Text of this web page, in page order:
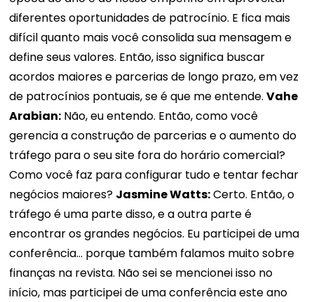
diferentes oportunidades de patrocínio. E fica mais
difícil quanto mais você consolida sua mensagem e
define seus valores. Então, isso significa buscar
acordos maiores e parcerias de longo prazo, em vez
de patrocínios pontuais, se é que me entende.Vahe
Arabian: Não, eu entendo. Então, como você
gerencia a construção de parcerias e o aumento do
tráfego para o seu site fora do horário comercial?
Como você faz para configurar tudo e tentar fechar
negócios maiores? Jasmine Watts:Certo. Então, o
tráfego é uma parte disso, e a outra parte é
encontrar os grandes negócios. Eu participei de uma
conferência... porque também falamos muito sobre
finanças na revista. Não sei se mencionei isso no
início, mas participei de uma conferência este ano